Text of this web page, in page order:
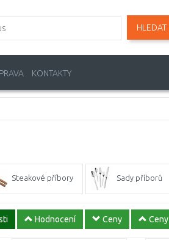
HLEDAT
KONTAKTY
Steakové příbory Sady příborů
Hodnocení Ceny Ceny